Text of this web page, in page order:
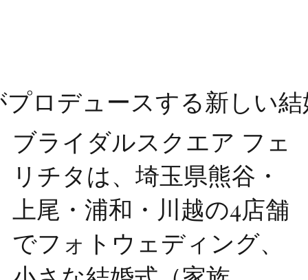
ロデュースする新しい
ブライダルスクエア フェ
リチタは、埼玉県熊谷・
上尾・浦和・川越の4店舗
でフォトウェディング、